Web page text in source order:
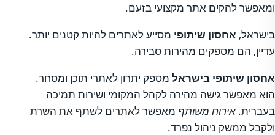
ומאפשר להקים אתר מקצועי בזעם.
בישראל, אחסון שיתופי מסייע לאתרים להיות קטנים יותר.
עדיין, הם מספקים מהירות סבירה.
אחסון שיתופי בישראל מספק יתרון לאתרי תוכן ומסחר.
הוא מאפשר גישה מהירה לקהל המקומי ושירות תמיכה
בעברית. אירוח משותף מאפשר לאתרים לשתף את השרת
ולקבל ממשק ניהול נפרד.